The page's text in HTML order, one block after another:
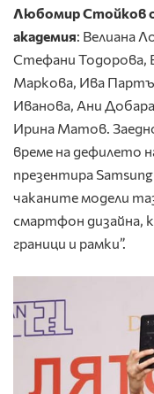
Любомир Стойков
академия: Велиана
Стефани Тодорова,
Маркова, Ива
Иванова, Ани
Ирина Матов.
време на дефилето
презентира
чаканите модели
смартфон дизайна,
граници и рамки”.